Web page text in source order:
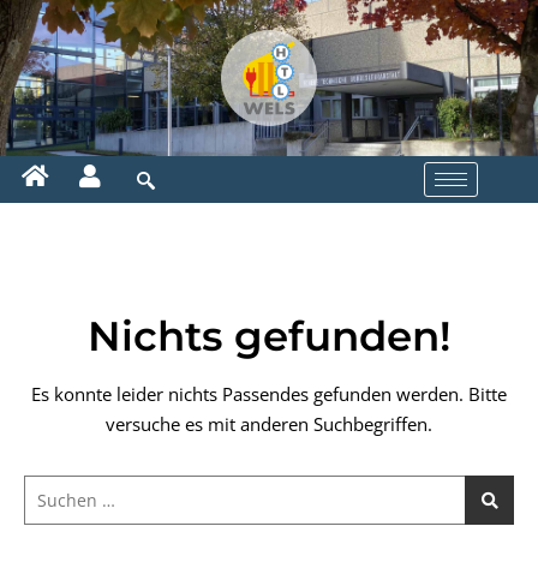
Nichts gefunden!
Es konnte leider nichts Passendes gefunden werden. Bitte
versuche es mit anderen Suchbegriffen.